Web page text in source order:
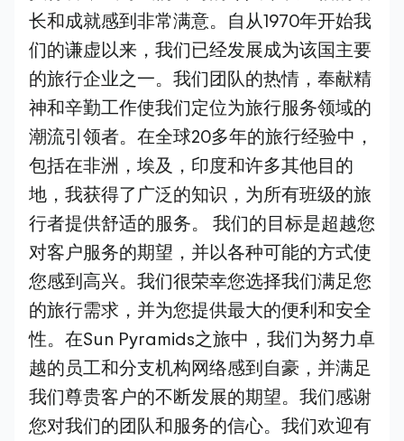
长和成就感到非常满意。自从1970年开始我
们的谦虚以来，我们已经发展成为该国主要
的旅行企业之一。我们团队的热情，奉献精
神和辛勤工作使我们定位为旅行服务领域的
潮流引领者。在全球20多年的旅行经验中，
包括在非洲，埃及，印度和许多其他目的
地，我获得了广泛的知识，为所有班级的旅
行者提供舒适的服务。 我们的目标是超越您
对客户服务的期望，并以各种可能的方式使
您感到高兴。我们很荣幸您选择我们满足您
的旅行需求，并为您提供最大的便利和安全
性。在Sun Pyramids之旅中，我们为努力卓
越的员工和分支机构网络感到自豪，并满足
我们尊贵客户的不断发展的期望。我们感谢
您对我们的团队和服务的信心。我们欢迎有